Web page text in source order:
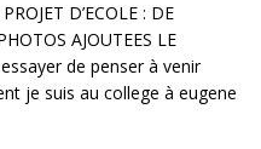
D’ECOLE : DE
AJOUTEES LE
de penser à venir
je suis au college à eugene